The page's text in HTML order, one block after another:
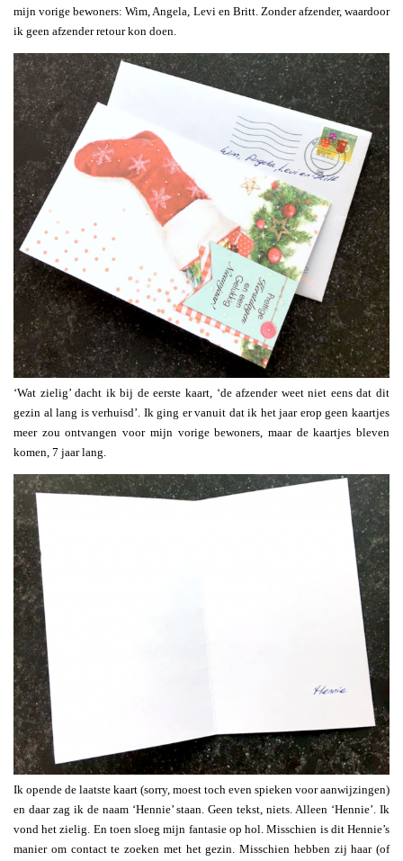
mijn vorige bewoners: Wim, Angela, Levi en Britt. Zonder afzender, waardoor
ik geen afzender retour kon doen.
‘Wat zielig’ dacht ik bij de eerste kaart, ‘de afzender weet niet eens dat dit
gezin al lang is verhuisd’. Ik ging er vanuit dat ik het jaar erop geen kaartjes
meer zou ontvangen voor mijn vorige bewoners, maar de kaartjes bleven
komen, 7 jaar lang.
Ik opende de laatste kaart (sorry, moest toch even spieken voor aanwijzingen)
en daar zag ik de naam ‘Hennie’ staan. Geen tekst, niets. Alleen ‘Hennie’. Ik
vond het zielig. En toen sloeg mijn fantasie op hol. Misschien is dit Hennie’s
manier om contact te zoeken met het gezin. Misschien hebben zij haar (of